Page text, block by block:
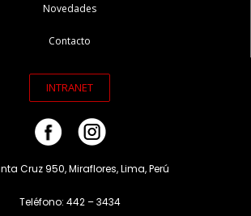
Novedades
Contacto
INTRANET
Cruz 950, Miraflores, Lima, Perú
Teléfono: 442 – 3434